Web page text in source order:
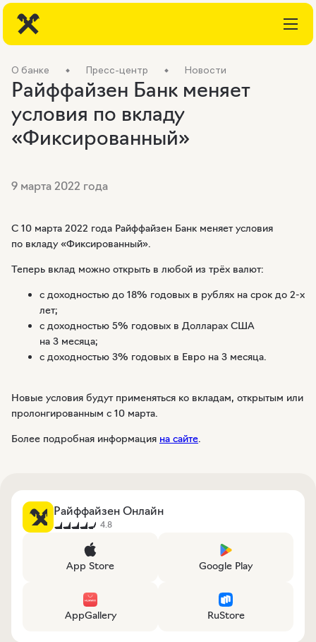
О банке Пресс-центр Новости
Райффайзен Банк меняет
условия по вкладу
«Фиксированный»
9 марта 2022 года
C 10 марта 2022 года Райффайзен Банк меняет условия
по вкладу «Фиксированный».
Теперь вклад можно открыть в любой из трёх валют:
с доходностью до 18% годовых в рублях на срок до 2-х
лет;
с доходностью 5% годовых в Долларах США
на 3 месяца;
с доходностью 3% годовых в Евро на 3 месяца.
Новые условия будут применяться ко вкладам, открытым или
пролонгированным с 10 марта.
Более подробная информация на сайте.
Райффайзен Онлайн
4.8
App Store Google Play
AppGallery RuStore